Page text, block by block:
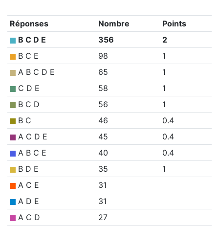
Réponses Nombre
Points
B C D E
356
2
B C E
98
1
A B C D E
65
1
C D E
58
1
B C D
56
1
B C
46
0.4
A C D E
45
0.4
A B C E
40
0.4
B D E
35
1
A C E
31
A D E
31
A C D
27